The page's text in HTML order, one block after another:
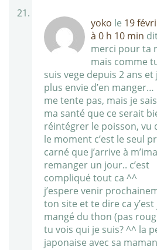
yoko le 19
à 0 h 10 min
merci pour ta
mais comme
suis vege depuis 2 ans et
plus envie d’en manger…
me tente pas, mais je
ma santé que ce serait
réintégrer le poisson, vu
le moment c’est le seul
carné que j’arrive à
remanger un jour.. c’est
compliqué tout ca ^^
j’espere venir
ton site et te dire ca y’est
mangé du thon (pas
tu vois qui je suis? ^^ la
japonaise avec sa